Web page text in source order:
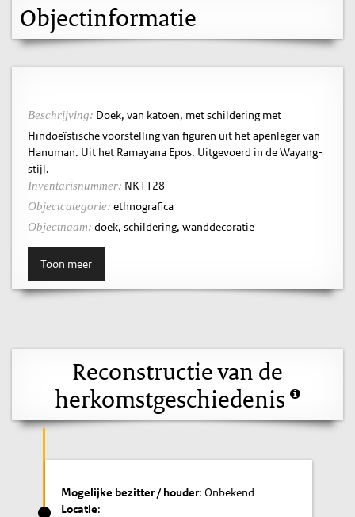
Objectinformatie
Beschrijving: Doek, van katoen, met schildering met
Hindoeïstische voorstelling van figuren uit het apenleger van
Hanuman. Uit het Ramayana Epos. Uitgevoerd in de Wayang-
stijl.
Inventarisnummer: NK1128
Objectcategorie: ethnografica
Objectnaam: doek, schildering, wanddecoratie
Toon meer
Reconstructie van de
herkomstgeschiedenis
Mogelijke bezitter / houder: Onbekend
Locatie: